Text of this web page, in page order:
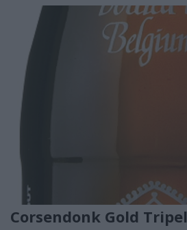
Corsendonk Gold Tripel